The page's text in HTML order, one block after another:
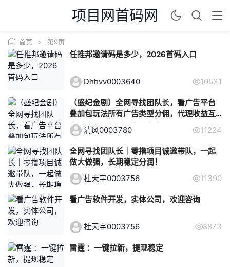
项目网首码网
首页 > 第9页
任推邦邀请码是多少，2026首码入口
Dhhvv0003640 10631
（盛纪金剧）全网寻找团队长，看广告平台
叠加包玩法所有广告类型分佣，代理收益互
吃团队无限扩大，直接上高团
清风0003780 11224
全网寻找团队长｜零撸项目诚邀带队，一起
做大做强，长期稳定分润！
杜天宇0003756
11390
看广告软件开发，实体公司，欢迎咨询
杜天宇0003756 8873
雷霆 ：一键拉新，提现稳定